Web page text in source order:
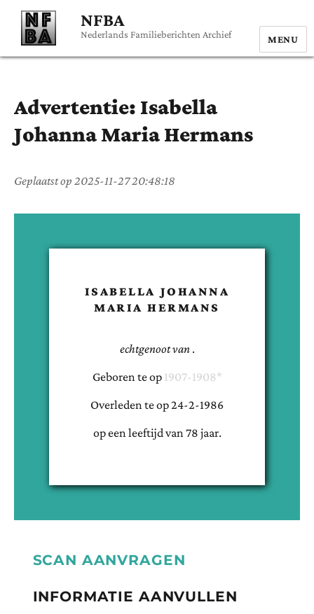
NFBA
Nederlands Familieberichten Archief MENU
Advertentie: Isabella
Johanna Maria Hermans
Geplaatst op 2025-11-27 20:48:18
ISABELLA JOHANNA
MARIA HERMANS
echtgenoot van .
Geboren teop 1907-1908*
Overleden teop24-2-1986
op een leeftijd van 78 jaar.
SCAN AANVRAGEN
INFORMATIE AANVULLEN